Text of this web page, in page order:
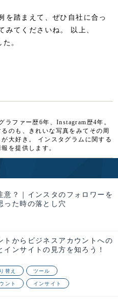
を踏まえて、ぜひ自社に合っ
みてくださいね。 以上、
。
ラファー歴6年、Instagram歴4年。
のも、きれいな写真をみてその周
大好き。 インスタグラムに関する
を提供します。
意？｜インスタのフォロワーを
った時の落とし穴
トからビジネスアカウントへの
インサイトの見方を知ろう！
替え
ツール
ント インサイト